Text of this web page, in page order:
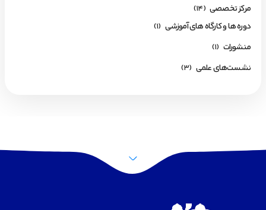
مرکز تخصصی (14)
دوره ها و کارگاه های آموزشی (1)
منشورات (1)
نشست‌های علمی (3)